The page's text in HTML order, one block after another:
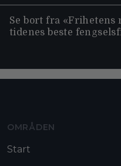
Se bort fra «Frihetens
tidenes beste
OMRÅDEN
Start